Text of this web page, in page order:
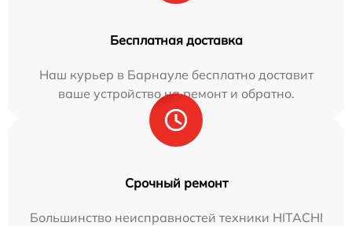
Бесплатная доставка
Наш курьер в Барнауле бесплатно доставит
ваше устройство на ремонт и обратно.
Срочный ремонт
Большинство неисправностей техники HITACHI